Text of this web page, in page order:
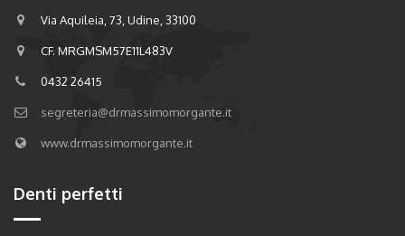
Via Aquileia, 73, Udine, 33100
CF. MRGMSM57E11L483V
0432 26415
segreteria@drmassimomorgante.it
www.drmassimomorgante.it
Denti perfetti